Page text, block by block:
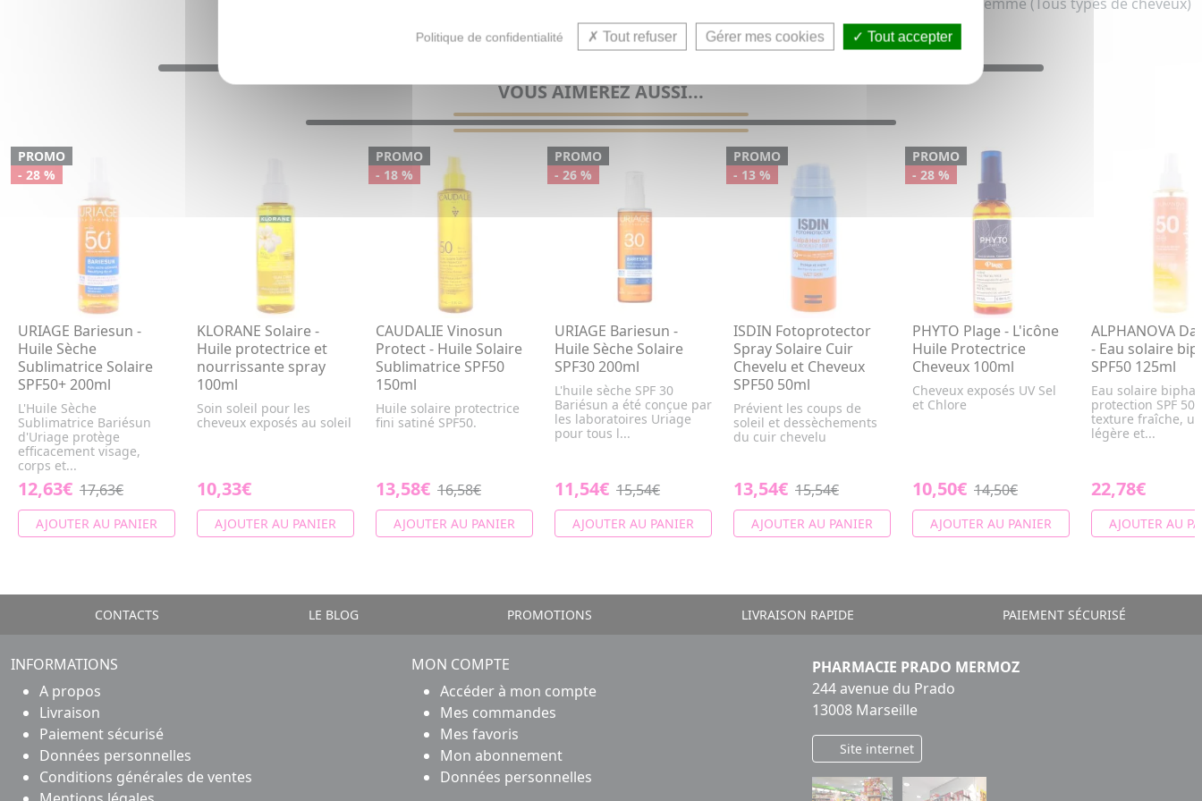
VOUS AIMEREZ AUSSI...
PROMO
- 28 %
URIAGE Bariesun -
Huile Sèche
Sublimatrice Solaire
SPF50+ 200ml
L'Huile Sèche
Sublimatrice Bariésun
d'Uriage protège
efficacement visage,
corps et...
12,63€ 17,63€
AJOUTER AU PANIER
KLORANE Solaire -
Huile protectrice et
nourrissante spray
100ml
Soin soleil pour les
cheveux exposés au soleil
10,33€
AJOUTER AU PANIER
PROMO
- 18 %
CAUDALIE Vinosun
Protect - Huile Solaire
Sublimatrice SPF50
150ml
Huile solaire protectrice
fini satiné SPF50.
13,58€ 16,58€
AJOUTER AU PANIER
PROMO
- 26 %
URIAGE Bariesun -
Huile Sèche Solaire
SPF30 200ml
L'huile sèche SPF 30
Bariésun a été conçue par
les laboratoires Uriage
pour tous l...
11,54€ 15,54€
AJOUTER AU PANIER
PROMO
- 13 %
ISDIN Fotoprotector
Spray Solaire Cuir
Chevelu et Cheveux
SPF50 50ml
Prévient les coups de
soleil et dessèchements
du cuir chevelu
13,54€ 15,54€
AJOUTER AU PANIER
PROMO
- 28 %
PHYTO Plage - L'icône
Huile Protectrice
Cheveux 100ml
Cheveux exposés UV Sel
et Chlore
10,50€ 14,50€
AJOUTER AU PANIER
ALPHANOVA
- Eau solaire
SPF50 125ml
Eau solaire
protection SPF 50
texture fraîche,
légère et...
22,78€
AJOUTER AU
CONTACTS LE BLOG PROMOTIONS LIVRAISON RAPIDE PAIEMENT SÉCURISÉ
INFORMATIONS
A propos
Livraison
Paiement sécurisé
Données personnelles
Conditions générales de ventes
MON COMPTE
Accéder à mon compte
Mes commandes
Mes favoris
Mon abonnement
Données personnelles
PHARMACIE PRADO MERMOZ
244 avenue du Prado
13008 Marseille
Site internet
Politique de confidentialité Tout refuser Gérer mes cookies Tout accepter